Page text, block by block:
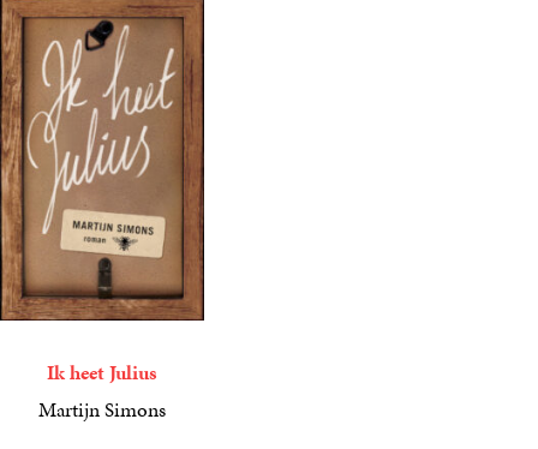
Ik heet Julius
Martijn Simons